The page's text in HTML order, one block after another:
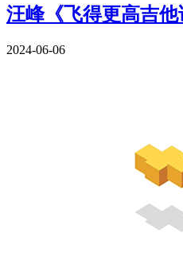
汪峰《飞得更高吉
2024-06-06